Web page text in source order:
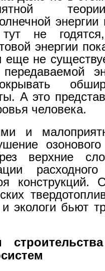
энергии
не
энергии
еще не
А это
человека.
и
верхние
конструкций.
экологи бьют